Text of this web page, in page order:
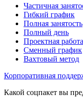
Частичная
Гибкий график
Полная занятость
Полный день
Проектная работа
Сменный график
Вахтовый метод
Корпоративная
Какой соцпакет вы